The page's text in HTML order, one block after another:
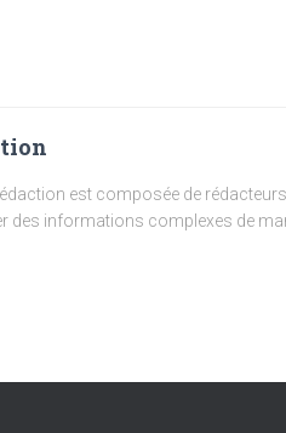
est composée de
des informations complexes de